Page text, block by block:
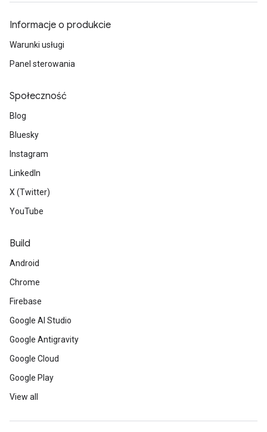
Informacje o produkcie
Warunki usługi
Panel sterowania
Społeczność
Blog
Bluesky
Instagram
LinkedIn
X (Twitter)
YouTube
Build
Android
Chrome
Firebase
Google AI Studio
Google Antigravity
Google Cloud
Google Play
View all